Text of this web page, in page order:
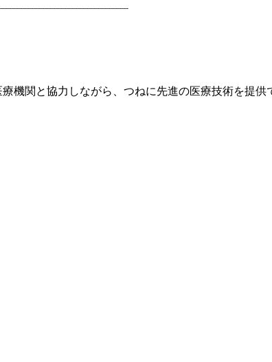
機関と協力しながら、つねに先進の医療技術を提供